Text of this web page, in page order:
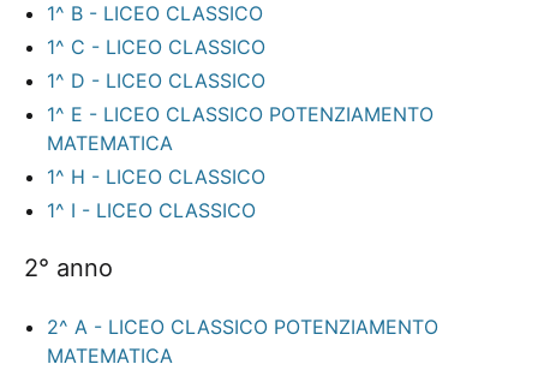
1^ B - LICEO CLASSICO
1^ C - LICEO CLASSICO
1^ D - LICEO CLASSICO
1^ E - LICEO CLASSICO POTENZIAMENTO
MATEMATICA
1^ H - LICEO CLASSICO
1^ I - LICEO CLASSICO
2° anno
2^ A - LICEO CLASSICO POTENZIAMENTO
MATEMATICA